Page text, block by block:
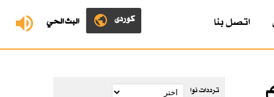
البث الحي کوردی اتصل بنا
ترددات نوا